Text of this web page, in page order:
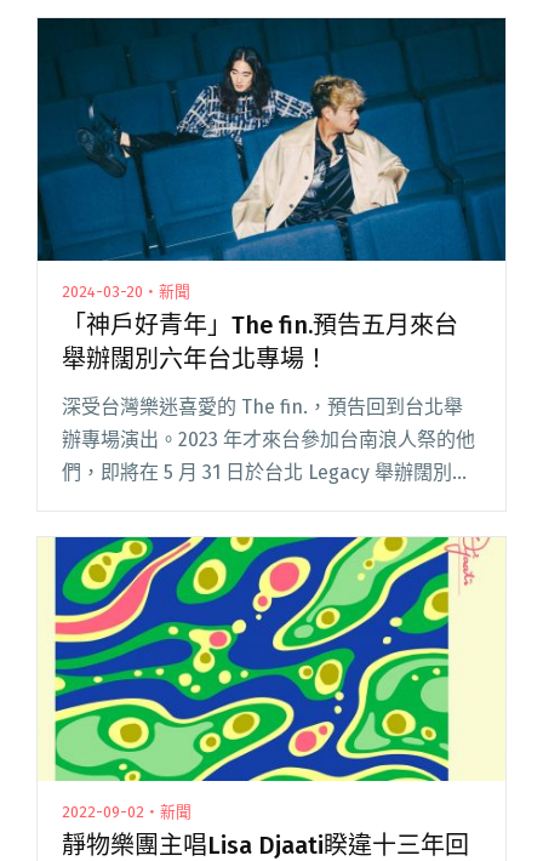
在地特色美食，並透過近距離互動拉近樂團與聽
眾之間的距離。過閱讀全文 "羊米人推出郵輪巴
士 帶樂迷遊玩四重溪溫泉季"
2024-03-20・新聞
「神戶好青年」The fin.預告五月來台
舉辦闊別六年台北專場！
深受台灣樂迷喜愛的 The fin.，預告回到台北舉
辦專場演出。2023 年才來台參加台南浪人祭的他
們，即將在 5 月 31 日於台北 Legacy 舉辦闊別六
年的專場！ 來自日本港灣城市神戶，The fin. 擁
有與家鄉同樣揉合日洋的浪漫閱讀全文 "「神戶
好青年」The fin.預告五月來台 舉辦闊別六年台
北專場！"
2022-09-02・新聞
靜物樂團主唱Lisa Djaati睽違十三年回